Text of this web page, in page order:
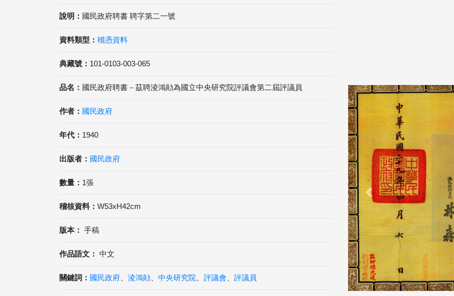
說明： 國民政府聘書 聘字第二一號
資料類型： 稽憑資料
典藏號： 101-0103-003-065
品名： 國民政府聘書－茲聘淩鴻勛為國立中央研究院評議會第二屆評議員
作者： 國民政府
年代： 1940
出版者： 國民政府
數量： 1張
稽核資料： W53xH42cm
版本： 手稿
作品語文： 中文
關鍵詞： 國民政府 淩鴻勛 中央研究院 評議會 評議員
Previous